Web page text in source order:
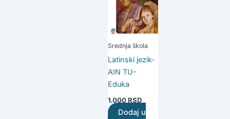
Srednja škola
Latinski jezik-
AIN TU-
Eduka
1.000RSD
Dodaj u